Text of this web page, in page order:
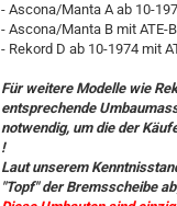
- Ascona/Manta A ab 10-
- Ascona/Manta B mit ATE-
- Rekord D ab 10-1974 mit
Für weitere Modelle wie
entsprechende
notwendig, um die der
!
Laut unserem
"Topf" der Bremsscheibe